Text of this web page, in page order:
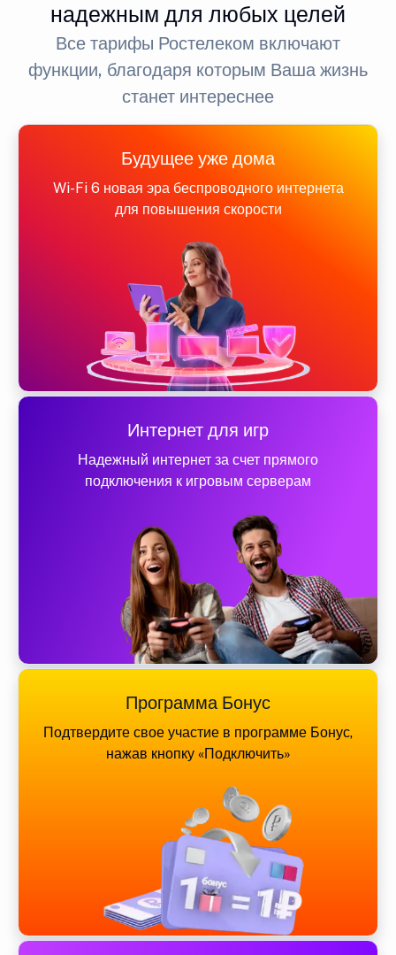
надежным для любых целей
Все тарифы Ростелеком включают
функции, благодаря которым Ваша жизнь
станет интереснее
Будущее уже дома
Wi-Fi 6 новая эра беспроводного интернета
для повышения скорости
Интернет для игр
Надежный интернет за счет прямого
подключения к игровым серверам
Программа Бонус
Подтвердите свое участие в программе Бонус,
нажав кнопку «Подключить»